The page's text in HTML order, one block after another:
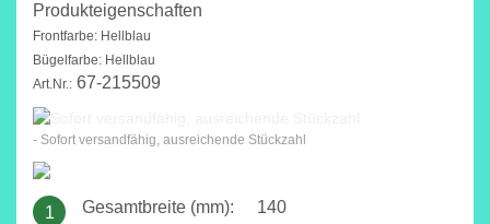
Produkteigenschaften
Frontfarbe: Hellblau
Bügelfarbe: Hellblau
Art.Nr.: 67-215509
- Sofort versandfähig, ausreichende Stückzahl
1 Gesamtbreite (mm): 140